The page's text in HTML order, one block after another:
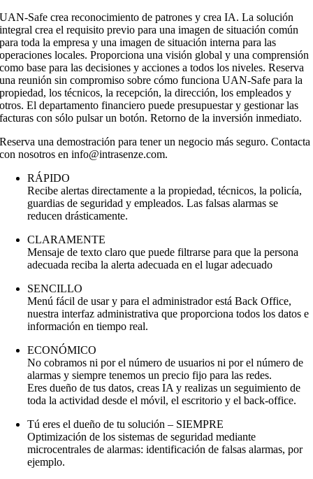
UAN-Safe crea reconocimiento de patrones y crea IA. La solución
integral crea el requisito previo para una imagen de situación común
para toda la empresa y una imagen de situación interna para las
operaciones locales. Proporciona una visión global y una comprensión
como base para las decisiones y acciones a todos los niveles. Reserva
una reunión sin compromiso sobre cómo funciona UAN-Safe para la
propiedad, los técnicos, la recepción, la dirección, los empleados y
otros. El departamento financiero puede presupuestar y gestionar las
facturas con sólo pulsar un botón. Retorno de la inversión inmediato.
Reserva una demostración para tener un negocio más seguro. Contacta
con nosotros en info@intrasenze.com.
RÁPIDO
Recibe alertas directamente a la propiedad, técnicos, la policía,
guardias de seguridad y empleados. Las falsas alarmas se
reducen drásticamente.
CLARAMENTE
Mensaje de texto claro que puede filtrarse para que la persona
adecuada reciba la alerta adecuada en el lugar adecuado
SENCILLO
Menú fácil de usar y para el administrador está Back Office,
nuestra interfaz administrativa que proporciona todos los datos e
información en tiempo real.
ECONÓMICO
No cobramos ni por el número de usuarios ni por el número de
alarmas y siempre tenemos un precio fijo para las redes.
Eres dueño de tus datos, creas IA y realizas un seguimiento de
toda la actividad desde el móvil, el escritorio y el back-office.
Tú eres el dueño de tu solución – SIEMPRE
Optimización de los sistemas de seguridad mediante
microcentrales de alarmas: identificación de falsas alarmas, por
ejemplo.